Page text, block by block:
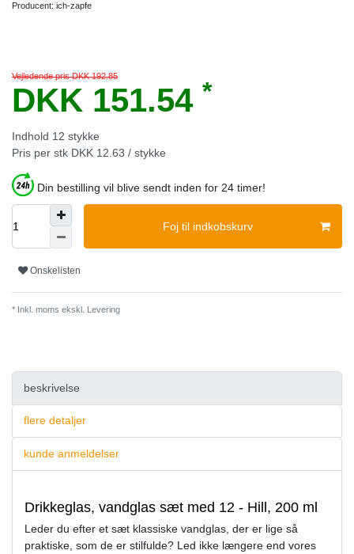
Producent: ich-zapfe
Vejledende pris DKK 192.85
DKK 151.54 *
Indhold 12 stykke
Pris per stk DKK 12.63 / stykke
Din bestilling vil blive sendt inden for 24 timer!
Foj til indkobskurv
Onskelisten
* Inkl. moms ekskl. Levering
beskrivelse
flere detaljer
kunde anmeldelser
Drikkeglas, vandglas sæt med 12 - Hill, 200 ml
Leder du efter et sæt klassiske vandglas, der er lige så
praktiske, som de er stilfulde? Led ikke længere end vores